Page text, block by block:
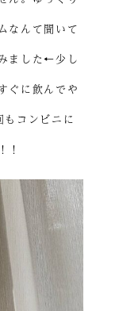
なんて聞いて
ました←少し
ぐに飲んでや
コンビニに
！